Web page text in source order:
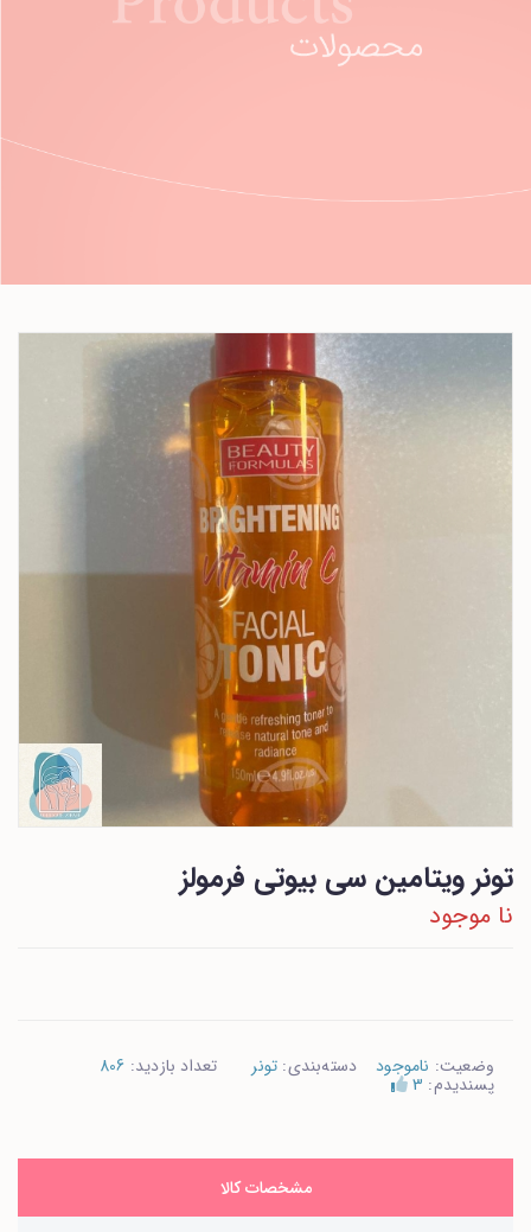
تونر ویتامین سی بیوتی فرمولز
نا موجود
وضعیت: ناموجود دسته‌بندی: تونر تعداد بازدید: 806
پسندیدم: 3
مشخصات کالا